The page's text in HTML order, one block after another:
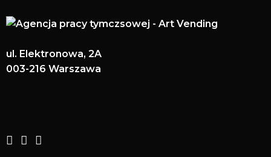
ul. Elektronowa, 2A
003-216 Warszawa